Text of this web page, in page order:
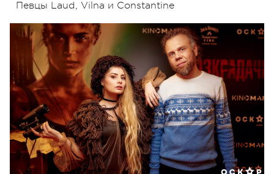
Певцы Laud, Vilna и Constantine